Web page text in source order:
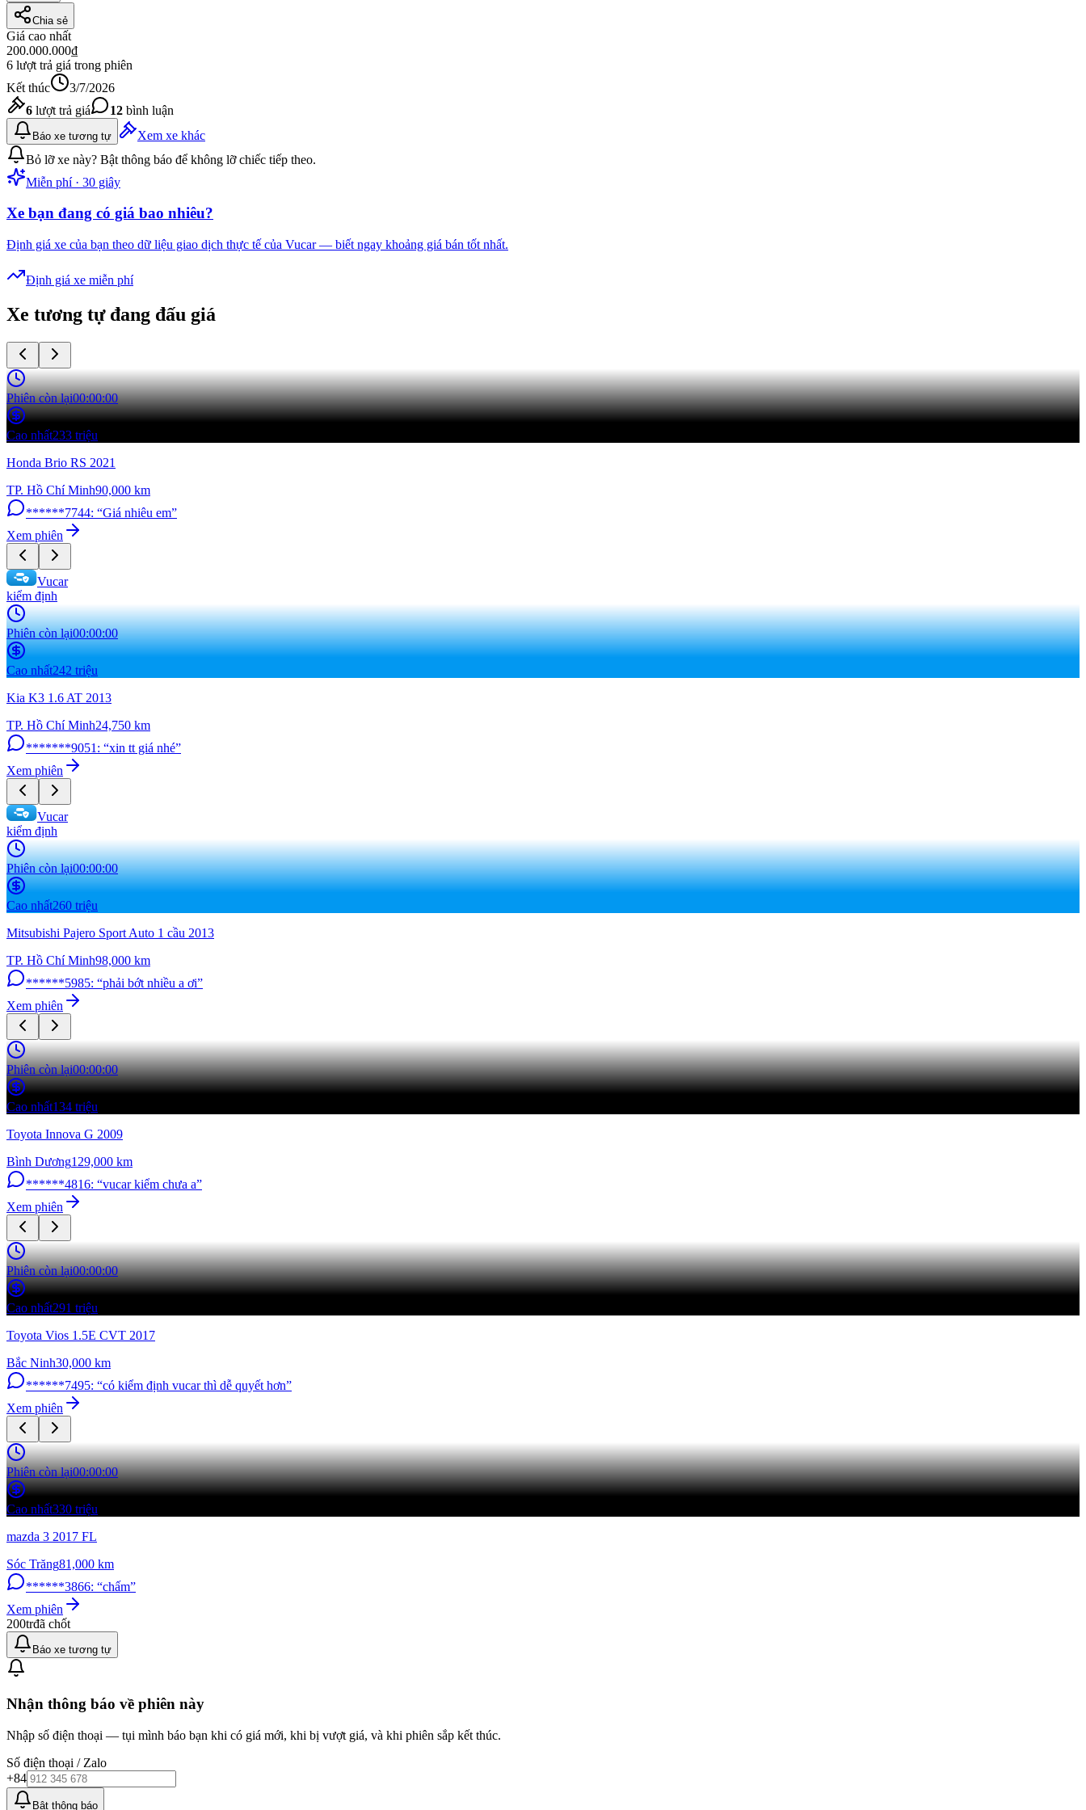
Chia sẻ
Giá cao nhất
200.000.000₫
6 lượt trả giá trong phiên
Kết thúc
3/7/2026
6 lượt trả giá 12 bình luận
Báo xe tương tự
Xem xe khác
Bỏ lỡ xe này? Bật thông báo để không lỡ chiếc tiếp theo.
Miễn phí · 30 giây
Xe bạn đang có giá bao nhiêu?
Định giá xe của bạn theo dữ liệu giao dịch thực tế của Vucar — biết ngay khoảng giá bán tốt nhất.
Định giá xe miễn phí
Xe tương tự đang đấu giá
Phiên còn lại00:00:00
Cao nhất233 triệu
Honda Brio RS 2021
TP. Hồ Chí Minh90,000 km
******7744: “Giá nhiêu em”
Xem phiên
Vucar
kiểm định
Phiên còn lại00:00:00
Cao nhất242 triệu
Kia K3 1.6 AT 2013
TP. Hồ Chí Minh24,750 km
*******9051 : “xin tt giá nhé”
Xem phiên
Vucar
kiểm định
Phiên còn lại00:00:00
Cao nhất260 triệu
Mitsubishi Pajero Sport Auto 1 cầu 2013
TP. Hồ Chí Minh98,000 km
******5985: “phải bớt nhiều a ơi”
Xem phiên
Phiên còn lại00:00:00
Cao nhất134 triệu
Toyota Innova G 2009
Bình Dương129,000 km
******4816: “vucar kiểm chưa a”
Xem phiên
Phiên còn lại00:00:00
Cao nhất291 triệu
Toyota Vios 1.5E CVT 2017
Bắc Ninh30,000 km
******7495: “có kiểm định vucar thì dễ quyết hơn”
Xem phiên
Phiên còn lại00:00:00
Cao nhất330 triệu
mazda 3 2017 FL
Sóc Trăng81,000 km
******3866: “chấm”
Xem phiên
200trđã chốt
Báo xe tương tự
Nhận thông báo về phiên này
Nhập số điện thoại — tụi mình báo bạn khi có giá mới, khi bị vượt giá, và khi phiên sắp kết thúc.
Số điện thoại / Zalo
+84
Bật thông báo